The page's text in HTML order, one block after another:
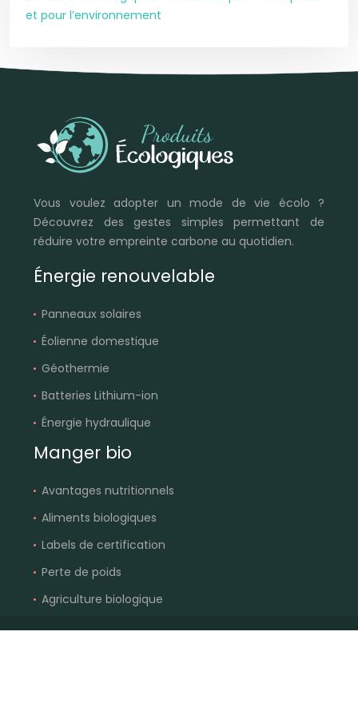
et pour l’environnement
Vous voulez adopter un mode de vie écolo ?
Découvrez des gestes simples permettant de
réduire votre empreinte carbone au quotidien.
Énergie renouvelable
Panneaux solaires
Éolienne domestique
Géothermie
Batteries Lithium-ion
Énergie hydraulique
Manger bio
Avantages nutritionnels
Aliments biologiques
Labels de certification
Perte de poids
Agriculture biologique